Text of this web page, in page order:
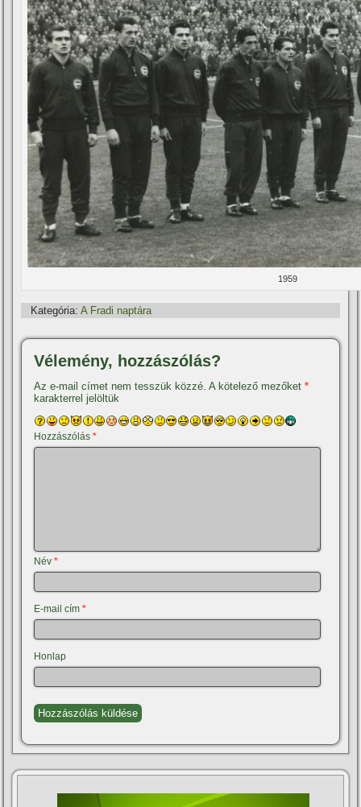
1959
Kategória: A Fradi naptára
Vélemény, hozzászólás?
Az e-mail címet nem tesszük közzé. A kötelező mezőket*
karakterrel jelöltük
Hozzászólás*
Név*
E-mail cím*
Honlap